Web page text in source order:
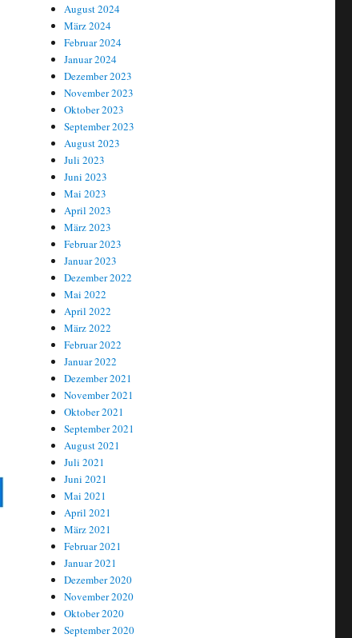
August 2024
März 2024
Februar 2024
Januar 2024
Dezember 2023
November 2023
Oktober 2023
September 2023
August 2023
Juli 2023
Juni 2023
Mai 2023
April 2023
März 2023
Februar 2023
Januar 2023
Dezember 2022
Mai 2022
April 2022
März 2022
Februar 2022
Januar 2022
Dezember 2021
November 2021
Oktober 2021
September 2021
August 2021
Juli 2021
Juni 2021
Mai 2021
April 2021
März 2021
Februar 2021
Januar 2021
Dezember 2020
November 2020
Oktober 2020
September 2020